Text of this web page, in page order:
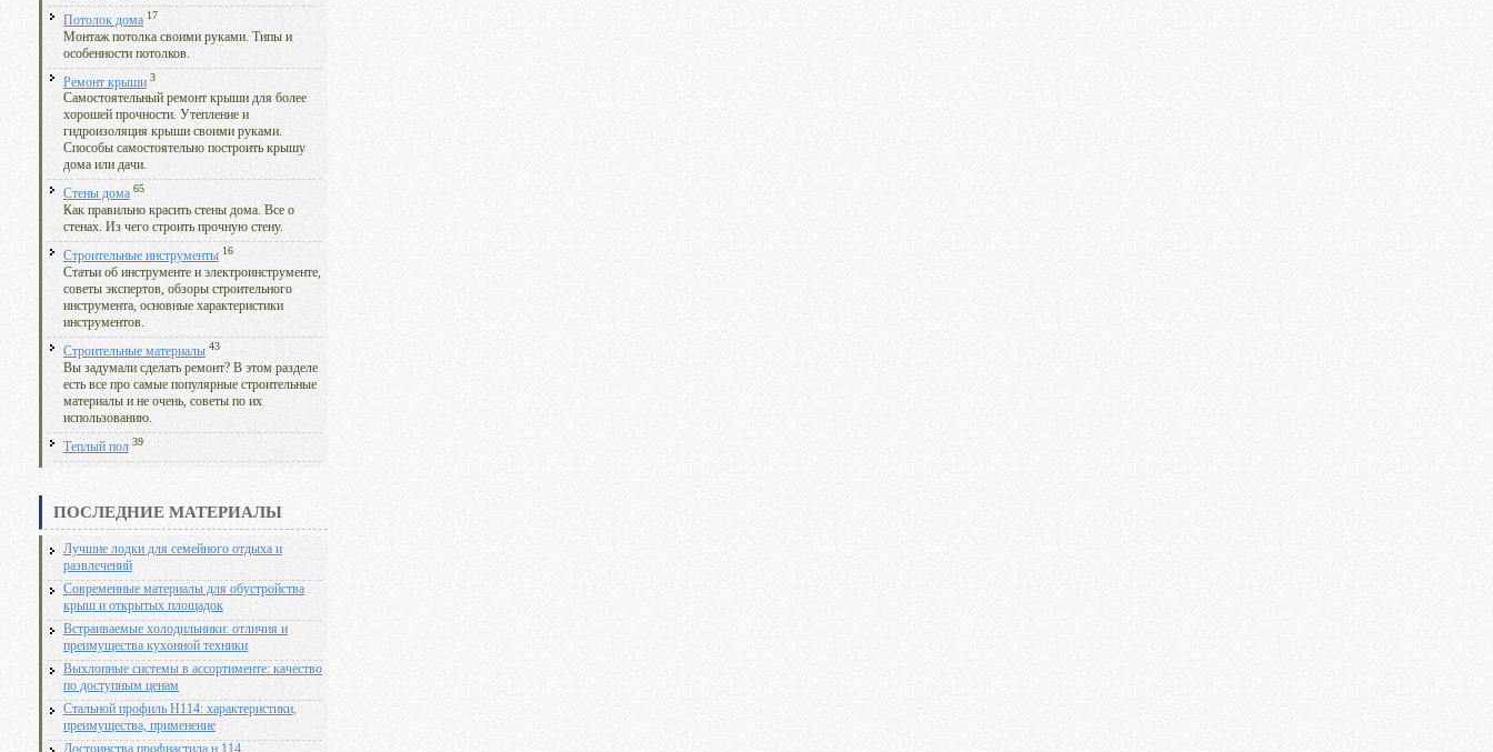
Потолок дома 17
Монтаж потолка своими руками. Типы и
особенности потолков.
Ремонт крыши 3
Самостоятельный ремонт крыши для более
хорошей прочности. Утепление и
гидроизоляция крыши своими руками.
Способы самостоятельно построить крышу
дома или дачи.
Стены дома 65
Как правильно красить стены дома. Все о
стенах. Из чего строить прочную стену.
Строительные инструменты 16
Статьи об инструменте и электроинструменте,
советы экспертов, обзоры строительного
инструмента, основные характеристики
инструментов.
Строительные материалы 43
Вы задумали сделать ремонт? В этом разделе
есть все про самые популярные строительные
материалы и не очень, советы по их
использованию.
Теплый пол 39
ПОСЛЕДНИЕ МАТЕРИАЛЫ
Лучшие лодки для семейного отдыха и
развлечений
Современные материалы для обустройства
крыш и открытых площадок
Встраиваемые холодильники: отличия и
преимущества кухонной техники
Выхлопные системы в ассортименте: качество
по доступным ценам
Стальной профиль Н114: характеристики,
преимущества, применение